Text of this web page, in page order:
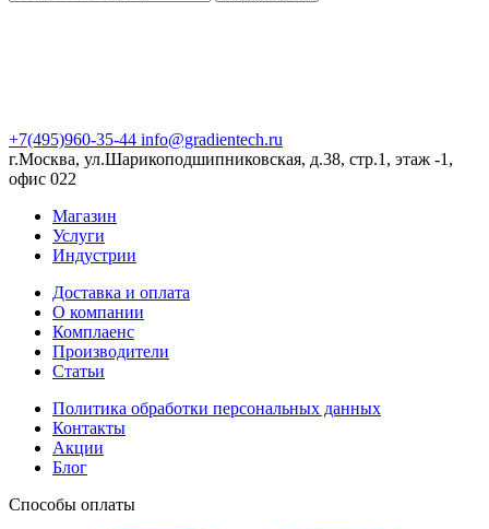
+7(495)960-35-44 info@gradientech.ru
г.Москва, ул.Шарикоподшипниковская, д.38, стр.1, этаж -1,
офис 022
Магазин
Услуги
Индустрии
Доставка и оплата
О компании
Комплаенс
Производители
Статьи
Политика обработки персональных данных
Контакты
Акции
Блог
Способы оплаты